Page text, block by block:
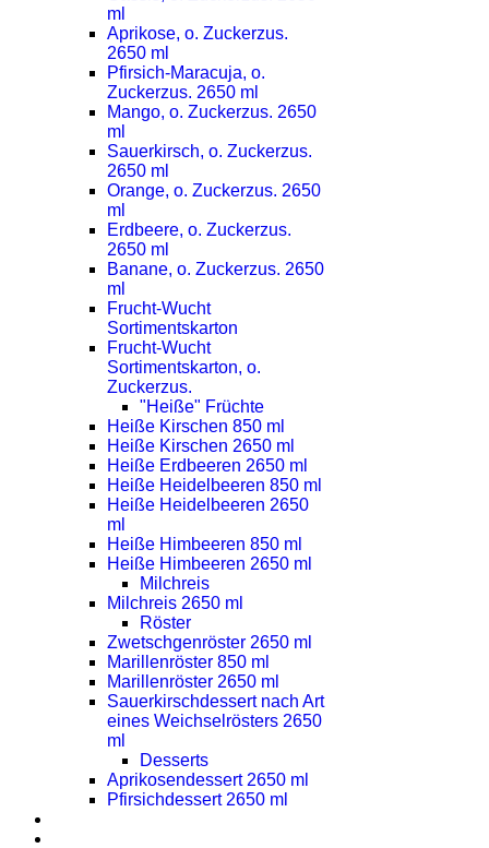
ml
Aprikose, o. Zuckerzus.
2650 ml
Pfirsich-Maracuja, o.
Zuckerzus. 2650 ml
Mango, o. Zuckerzus. 2650
ml
Sauerkirsch, o. Zuckerzus.
2650 ml
Orange, o. Zuckerzus. 2650
ml
Erdbeere, o. Zuckerzus.
2650 ml
Banane, o. Zuckerzus. 2650
ml
Frucht-Wucht
Sortimentskarton
Frucht-Wucht
Sortimentskarton, o.
Zuckerzus.
"Heiße" Früchte
Heiße Kirschen 850 ml
Heiße Kirschen 2650 ml
Heiße Erdbeeren 2650 ml
Heiße Heidelbeeren 850 ml
Heiße Heidelbeeren 2650
ml
Heiße Himbeeren 850 ml
Heiße Himbeeren 2650 ml
Milchreis
Milchreis 2650 ml
Röster
Zwetschgenröster 2650 ml
Marillenröster 850 ml
Marillenröster 2650 ml
Sauerkirschdessert nach Art
eines Weichselrösters 2650
ml
Desserts
Aprikosendessert 2650 ml
Pfirsichdessert 2650 ml